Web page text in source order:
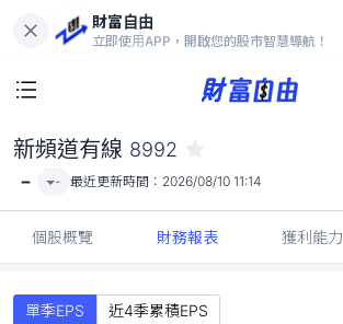
財富自由
立即使用APP，開啟您的股市智慧導航！
-
新頻道有線 8992
- - 最近更新時間： 2026/08/10 11:14
個股概覽 財務報表 獲利能力
單季EPS 近4季累積EPS